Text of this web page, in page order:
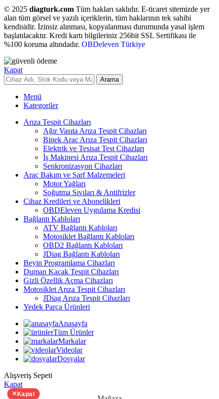
© 2025 diagturk.com Tüm hakları saklıdır. E-ticaret sitemizde yer
alan tüm görsel ve yazılı içeriklerin, tüm haklarının tek sahibi
kendisidir. İzinsiz alınması, kopyalanması durumunda yasal işlem
başlatılacaktır. Kredi kartı bilgileriniz 256bit SSL Sertifikası ile
%100 koruma altındadır. OBDeleven Türkiye
Kapat
Arama
Menü
Kategoriler
Arıza Tespit Cihazları
Ağır Vasıta Arıza Tespit Cihazları
Binek Araç Arıza Tespit Cihazları
Elektrik ve Tesisat Test Cihazları
İş Makinesi Arıza Tespit Cihazları
Senkronizasyon Cihazları
Araç Bakım ve Sarf Malzemeleri
Motor Yağları
Soğutma Sıvıları & Antifrizler
Cihaz Kredileri ve Abonelikleri
OBDEleven Uygulama Kredisi
Bağlantı Kabloları
ATV Bağlantı Kabloları
Motosiklet Bağlantı Kabloları
OBD2 Bağlantı Kabloları
JDiag Bağlantı Kabloları
Beyin Programlama Cihazları
Duman Kaçak Tespit Cihazları
Gizli Özellik Açma Cihazları
Motosiklet Arıza Tespit Cihazları
JDiag Arıza Tespit Cihazları
Yedek Parça Ürünleri
Anasayfa
Tüm Ürünler
Markalar
Videolar
Dosyalar
Alışveriş Sepeti
Kapat
×Kapat